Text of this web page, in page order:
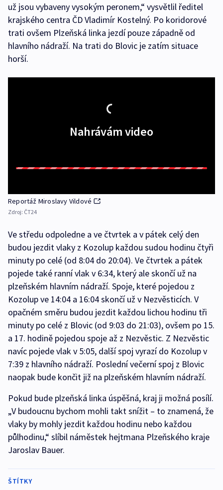
už jsou vybaveny vysokým peronem,“ vysvětlil ředitel
krajského centra ČD Vladimír Kostelný. Po koridorové
trati ovšem Plzeňská linka jezdí pouze západně od
hlavního nádraží. Na trati do Blovic je zatím situace
horší.
Nahrávám video
Reportáž Miroslavy Vildové
Zdroj: ČT24
Ve středu odpoledne a ve čtvrtek a v pátek celý den
budou jezdit vlaky z Kozolup každou sudou hodinu čtyři
minuty po celé (od 8:04 do 20:04). Ve čtvrtek a pátek
pojede také ranní vlak v 6:34, který ale skončí už na
plzeňském hlavním nádraží. Spoje, které pojedou z
Kozolup ve 14:04 a 16:04 skončí už v Nezvěsticích. V
opačném směru budou jezdit každou lichou hodinu tři
minuty po celé z Blovic (od 9:03 do 21:03), ovšem po 15.
a 17. hodině pojedou spoje až z Nezvěstic. Z Nezvěstic
navíc pojede vlak v 5:05, další spoj vyrazí do Kozolup v
7:39 z hlavního nádraží. Poslední večerní spoj z Blovic
naopak bude končit již na plzeňském hlavním nádraží.
Pokud bude plzeňská linka úspěšná, kraj ji možná posílí.
„V budoucnu bychom mohli takt snížit – to znamená, že
vlaky by mohly jezdit každou hodinu nebo každou
půlhodinu,“ slíbil náměstek hejtmana Plzeňského kraje
Jaroslav Bauer.
ŠTÍTKY